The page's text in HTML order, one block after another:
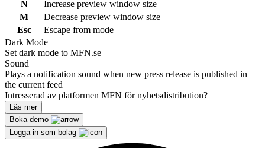
N
Increase preview window size
M
Decrease preview window size
Esc
Escape from mode
Dark Mode
Set dark mode to MFN.se
Sound
Plays a notification sound when new press release is published in
the current feed
Intresserad av platformen MFN för nyhetsdistribution?
Läs mer
Boka demo
Logga in som bolag